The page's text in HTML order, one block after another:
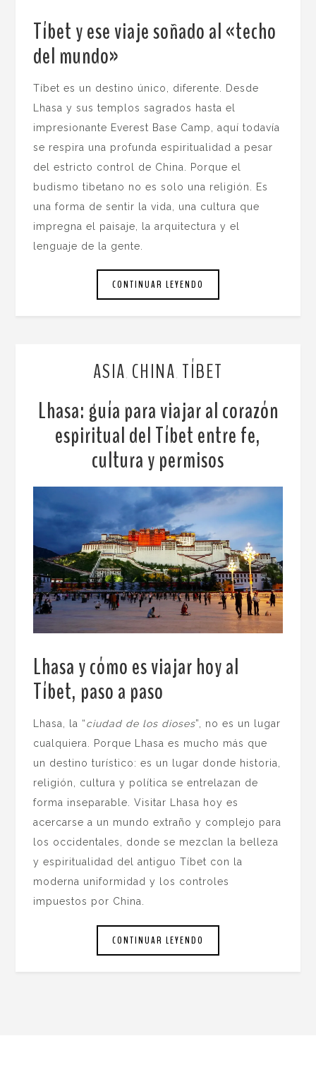
Tíbet y ese viaje soñado al «techo
del mundo»
Tíbet es un destino único, diferente. Desde
Lhasa y sus templos sagrados hasta el
impresionante Everest Base Camp, aquí todavía
se respira una profunda espiritualidad a pesar
del estricto control de China. Porque el
budismo tibetano no es solo una religión. Es
una forma de sentir la vida, una cultura que
impregna el paisaje, la arquitectura y el
lenguaje de la gente.
CONTINUAR LEYENDO
ASIA, CHINA, TÍBET
Lhasa: guía para viajar al corazón
espiritual del Tíbet entre fe,
cultura y permisos
Lhasa y cómo es viajar hoy al
Tíbet, paso a paso
Lhasa, la “ciudad de los dioses”, no es un lugar
cualquiera. Porque Lhasa es mucho más que
un destino turístico: es un lugar donde historia,
religión, cultura y política se entrelazan de
forma inseparable. Visitar Lhasa hoy es
acercarse a un mundo extraño y complejo para
los occidentales, donde se mezclan la belleza
y espiritualidad del antiguo Tíbet con la
moderna uniformidad y los controles
impuestos por China.
CONTINUAR LEYENDO